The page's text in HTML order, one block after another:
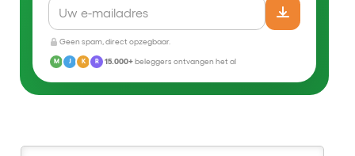
Geen spam, direct opzegbaar.
M J K R 15.000+beleggers ontvangen het al